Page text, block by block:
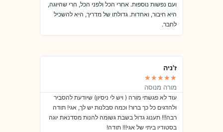
ועם נפשות נוספות. אחרי הכל ולפני הכל, הרי שהיוגה,
היא חיבור, ואחדות. גדולתו של מדריך, היא להשכיל
לחבר.
ז'ניה
★
★
★
★
★
מורה מנוסה
עוד לא פגשתי מורה ( ויש לי ניסיון) שיודעת להסביר
ולהדגים כל כך ברור! וכמה סבלנות יש לך, אגי! תודה
רבה!!! תענוג גדול בשבת גשומה להנות מסדנאת יוגה
בסטודיו ביתי של אגי!!! תודה!